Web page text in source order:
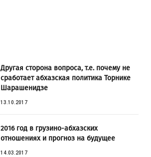
Другая сторона вопроса, т.е. почему не
сработает абхазская политика Торнике
Шарашенидзе
13.10.2017
2016 год в грузино-абхазских
отношениях и прогноз на будущее
14.03.2017